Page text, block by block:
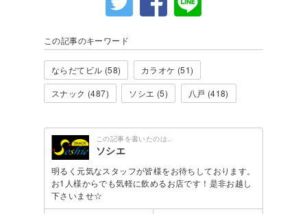
この記事のキーワード
ならだてビル (58)
カラオケ (51)
スナック (487)
ソシエ (5) 八戸 (418)
この記事を書いたのは..
ソシエ
明るく元気なスタッフが皆様をお待ちしております。
お1人様からでも気軽に飲めるお店です！是非お越し
下さいませ☆